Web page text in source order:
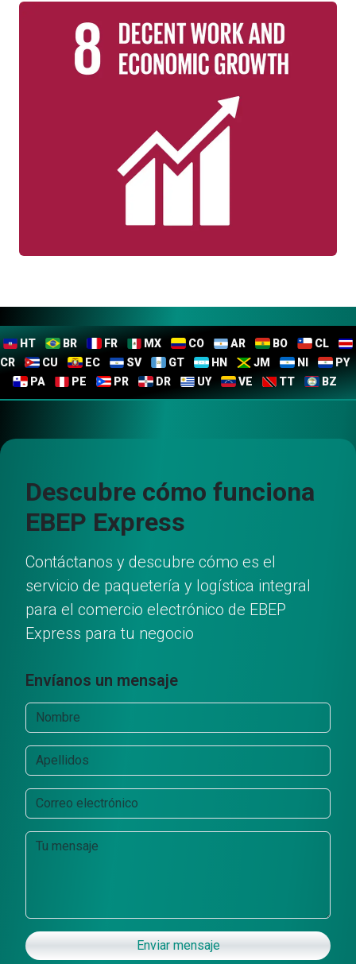
HT BR FR MX CO AR BO
CL
CR
CU EC SV GT HN JM NI
PY
PA
PE PR DR UY VE TT BZ
Descubre cómo funciona
EBEP Express
Contáctanos y descubre cómo es el
servicio de paquetería y logística integral
para el comercio electrónico de EBEP
Express para tu negocio
Envíanos un mensaje
Enviar mensaje